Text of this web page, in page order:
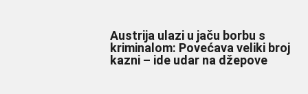
Austrija ulazi u jaču borbu s
kriminalom: Povećava veliki broj
kazni – ide udar na džepove